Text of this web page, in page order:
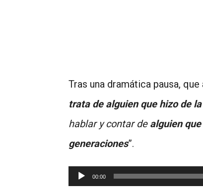
Tras una dramática pausa,
trata de alguien que hizo de
hablar y contar de alguien
generaciones”.
Reproductor
00:00